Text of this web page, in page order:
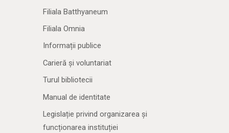
Filiala Batthyaneum
Filiala Omnia
Informații publice
Carieră și voluntariat
Turul bibliotecii
Manual de identitate
Legislație privind organizarea și
funcționarea instituției